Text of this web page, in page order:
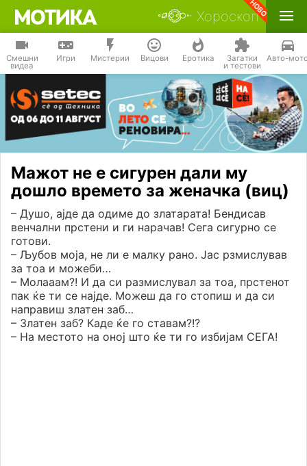
Хороскоп
Смешни
видеа
Игри Мистерии Вицови Еротика Загатки
и тестови
Авто-
Мажот не е сигурен дали му
дошло времето за женачка (виц)
– Душо, ајде да одиме до златарата! Бендисав
венчални прстени и ги нарачав! Сега сигурно се
готови.
– Љубов моја, не ли е малку рано. Јас рзмислував
за тоа и можеби…
– Молааам?! И да си размислувал за тоа, прстенот
пак ќе ти се најде. Можеш да го стопиш и да си
направиш златен заб…
– Златен заб? Каде ќе го ставам?!?
– На местото на оној што ќе ти го избијам СЕГА!